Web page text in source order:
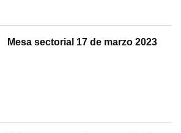
Mesa sectorial 17 de marzo 2023